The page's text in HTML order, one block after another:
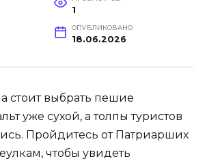
1
ОПУБЛИКОВАНО
18.06.2026
стоит выбрать пешие
уже сухой, а толпы туристов
Пройдитесь от Патриарших
чтобы увидеть